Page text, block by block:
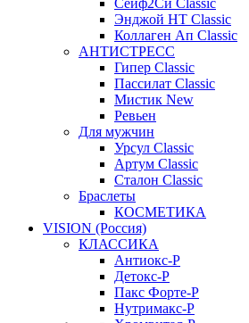
Энджой НТ Classic
Коллаген Ап Classic
АНТИСТРЕСС
Гипер Classic
Пассилат Classic
Мистик New
Ревьен
Для мужчин
Урсул Classic
Артум Classic
Сталон Classic
Браслеты
КОСМЕТИКА
VISION (Россия)
КЛАССИКА
Антиокс-Р
Детокс-Р
Пакс Форте-Р
Нутримакс-Р